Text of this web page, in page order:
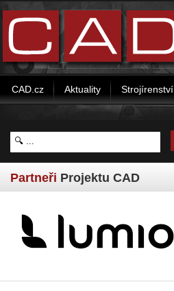
CAD.cz Aktuality Strojírenství
Partneři Projektu CAD